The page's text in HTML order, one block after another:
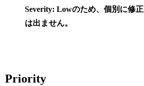
Severity: Lowのため、個別に修正
は出ません。
Priority